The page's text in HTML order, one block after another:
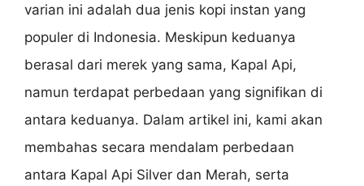
varian ini adalah dua jenis kopi instan yang
populer di Indonesia. Meskipun keduanya
berasal dari merek yang sama, Kapal Api,
namun terdapat perbedaan yang signifikan di
antara keduanya. Dalam artikel ini, kami akan
membahas secara mendalam perbedaan
antara Kapal Api Silver dan Merah, serta